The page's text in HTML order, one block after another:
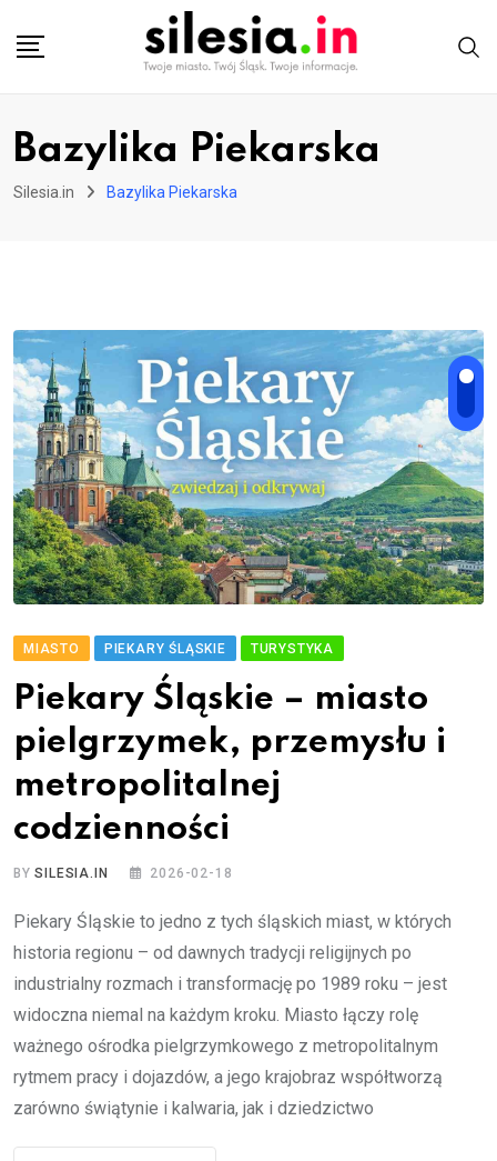
Bazylika Piekarska
Silesia.in Bazylika Piekarska
MIASTO PIEKARY ŚLĄSKIE TURYSTYKA
Piekary Śląskie – miasto
pielgrzymek, przemysłu i
metropolitalnej
codzienności
BYSILESIA.IN 2026-02-18
Piekary Śląskie to jedno z tych śląskich miast, w których
historia regionu – od dawnych tradycji religijnych po
industrialny rozmach i transformację po 1989 roku – jest
widoczna niemal na każdym kroku. Miasto łączy rolę
ważnego ośrodka pielgrzymkowego z metropolitalnym
rytmem pracy i dojazdów, a jego krajobraz współtworzą
zarówno świątynie i kalwaria, jak i dziedzictwo